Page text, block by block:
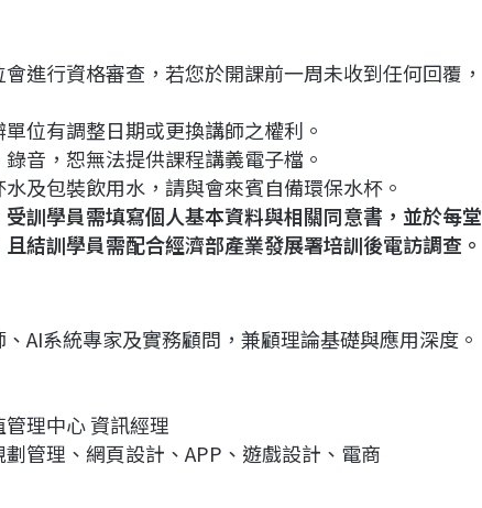
進行資格審查，若您於開課前一周未收到任何回覆，
位有調整日期或更換講師之權利。
音，恕無法提供課程講義電子檔。
及包裝飲用水，請與會來賓自備環保水杯。
訓學員需填寫個人基本資料與相關同意書，並於每堂
結訓學員需配合經濟部產業發展署培訓後電訪調查。
AI系統專家及實務顧問，兼顧理論基礎與應用深度。
理中心 資訊經理
管理、網頁設計、APP、遊戲設計、電商